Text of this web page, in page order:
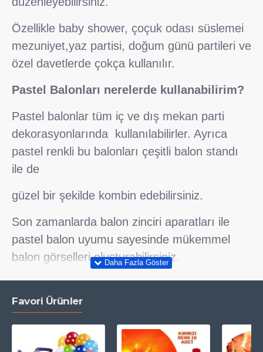
Özellikle baby shower, çoçuk odası süslemei
mezuniyet,yaz partisi, doğum günü partileri ve
özel davetlerde çokça kullanılır.
Pastel Balonları nerelerde kullanabilirim?
Pastel balonlar tüm iç ve dış mekan parti
dekorasyonlarında kullanılabilirler. Ayrıca
pastel renkli bu balonları çeşitli balon standı
ile de
güzel bir şekilde kombin edebilirsiniz.
Son zamanlarda balon zinciri aparatları ile
pastel balon uyumu sayesinde mükemmel
balon görselleri oluşturabilirsiniz.
Pastel balonlarıhelyum gazı ile havada
durmasınısağlayıp mükemmel fotoğraf
Özellikle düğün, nişan ve kına fotoğraf
Favori Ürünler